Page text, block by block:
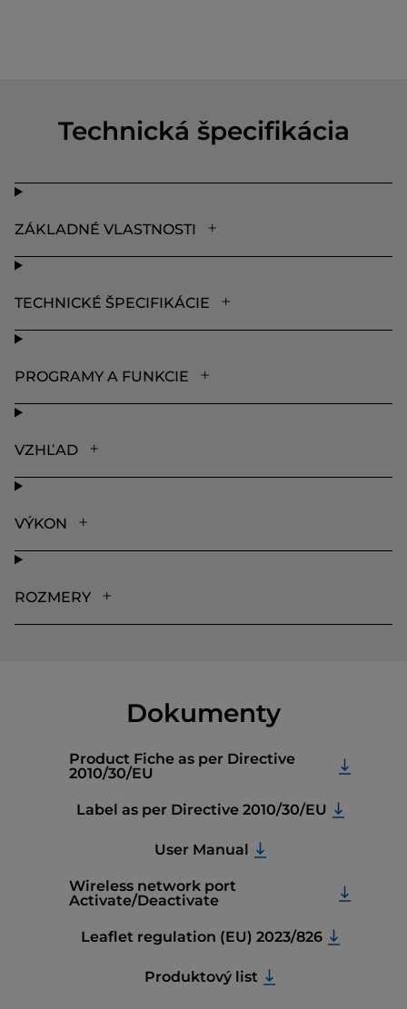
Technická špecifikácia
ZÁKLADNÉ VLASTNOSTI
TECHNICKÉ ŠPECIFIKÁCIE
PROGRAMY A FUNKCIE
VZHĽAD
VÝKON
ROZMERY
Dokumenty
Product Fiche as per Directive
2010/30/EU
Label as per Directive 2010/30/EU
User Manual
Wireless network port
Activate/Deactivate
Leaflet regulation (EU) 2023/826
Produktový list